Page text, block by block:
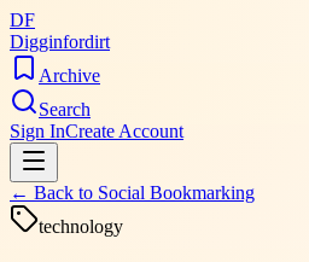
DF
Digginfordirt
Archive
Search
Sign InCreate Account
← Back to Social Bookmarking
technology